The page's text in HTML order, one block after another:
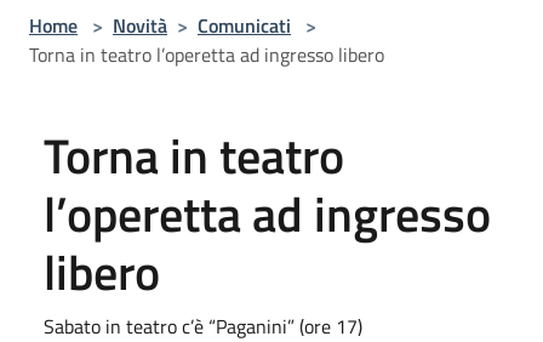
Home > Novità > Comunicati >
Torna in teatro l’operetta ad ingresso libero
Torna in teatro
l’operetta ad ingresso
libero
Sabato in teatro c’è “Paganini” (ore 17)